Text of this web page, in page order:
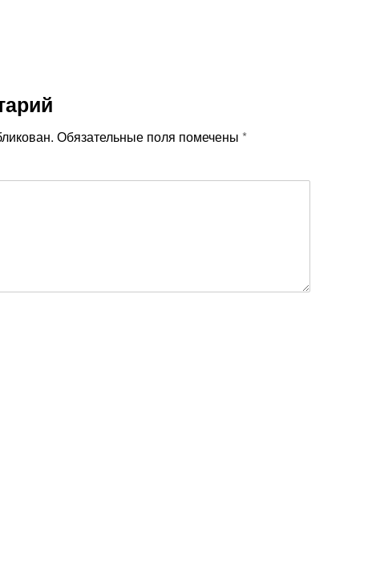
Обязательные поля помечены *